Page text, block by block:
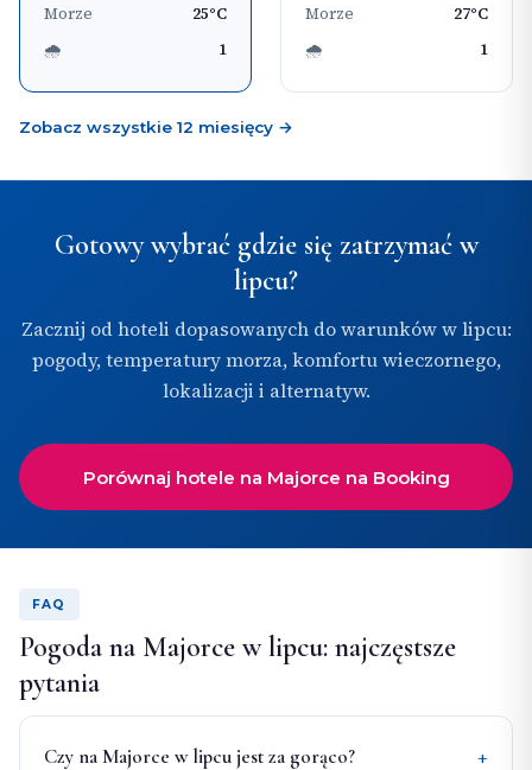
Morze
25°C
🌧
1
Morze
27°C
🌧
1
Zobacz wszystkie 12 miesięcy →
Gotowy wybrać gdzie się zatrzymać w
lipcu?
Zacznij od hoteli dopasowanych do warunków w lipcu:
pogody, temperatury morza, komfortu wieczornego,
lokalizacji i alternatyw.
Porównaj hotele na Majorce na Booking
FAQ
Pogoda na Majorce w lipcu: najczęstsze
pytania
Czy na Majorce w lipcu jest za gorąco?